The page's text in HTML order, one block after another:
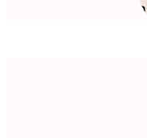
משמר הירדן, גליל עליון